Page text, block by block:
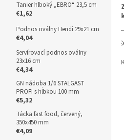
Tanier hlboký „EBRO“ 23,5 cm
€1,62
Podnos oválny Hendi 29x21 cm
€4,04
Servírovací podnos oválny
23x16 cm
€4,34
GN nádoba 1/6 STALGAST
PROFI s hĺbkou 100 mm
€5,32
Tácka fast food, červený,
350x450 mm
€4,09